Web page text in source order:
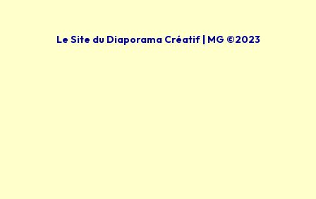
Le Site du Diaporama Créatif | MG ©2023